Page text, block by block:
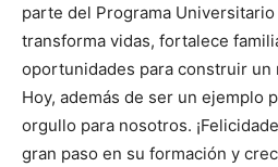
parte del Programa
transforma vidas, fortalece
oportunidades para construir
Hoy, además de ser un ejemplo
orgullo para nosotros.
gran paso en su formación y